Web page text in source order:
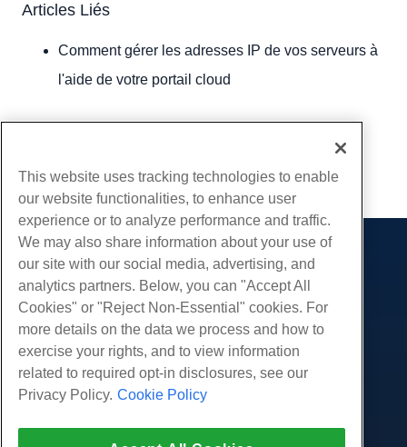
Articles Liés
Comment gérer les adresses IP de vos serveurs à
l'aide de votre portail cloud
Copie URL
Des produits
Hébergement Web
Hébergement professionnel
Revendeur Hébergeur
Revendeur en marque blanche
Géré Linux VPS
Windows gérés VPS
Prestations de service
Migrations de sites Web
Communauté
Documentation produit
Tutoriels
Compagnie
À propos de nous
This website uses tracking technologies to enable
our website functionalities, to enhance user
experience or to analyze performance and traffic.
We may also share information about your use of
our site with our social media, advertising, and
analytics partners. Below, you can "Accept All
Cookies" or "Reject Non-Essential" cookies. For
more details on the data we process and how to
exercise your rights, and to view information
related to required opt-in disclosures, see our
Privacy Policy. Cookie Policy